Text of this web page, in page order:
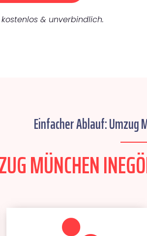
kostenlos & unverbindlich.
Einfacher Ablauf: Umzug
MÜNCHEN